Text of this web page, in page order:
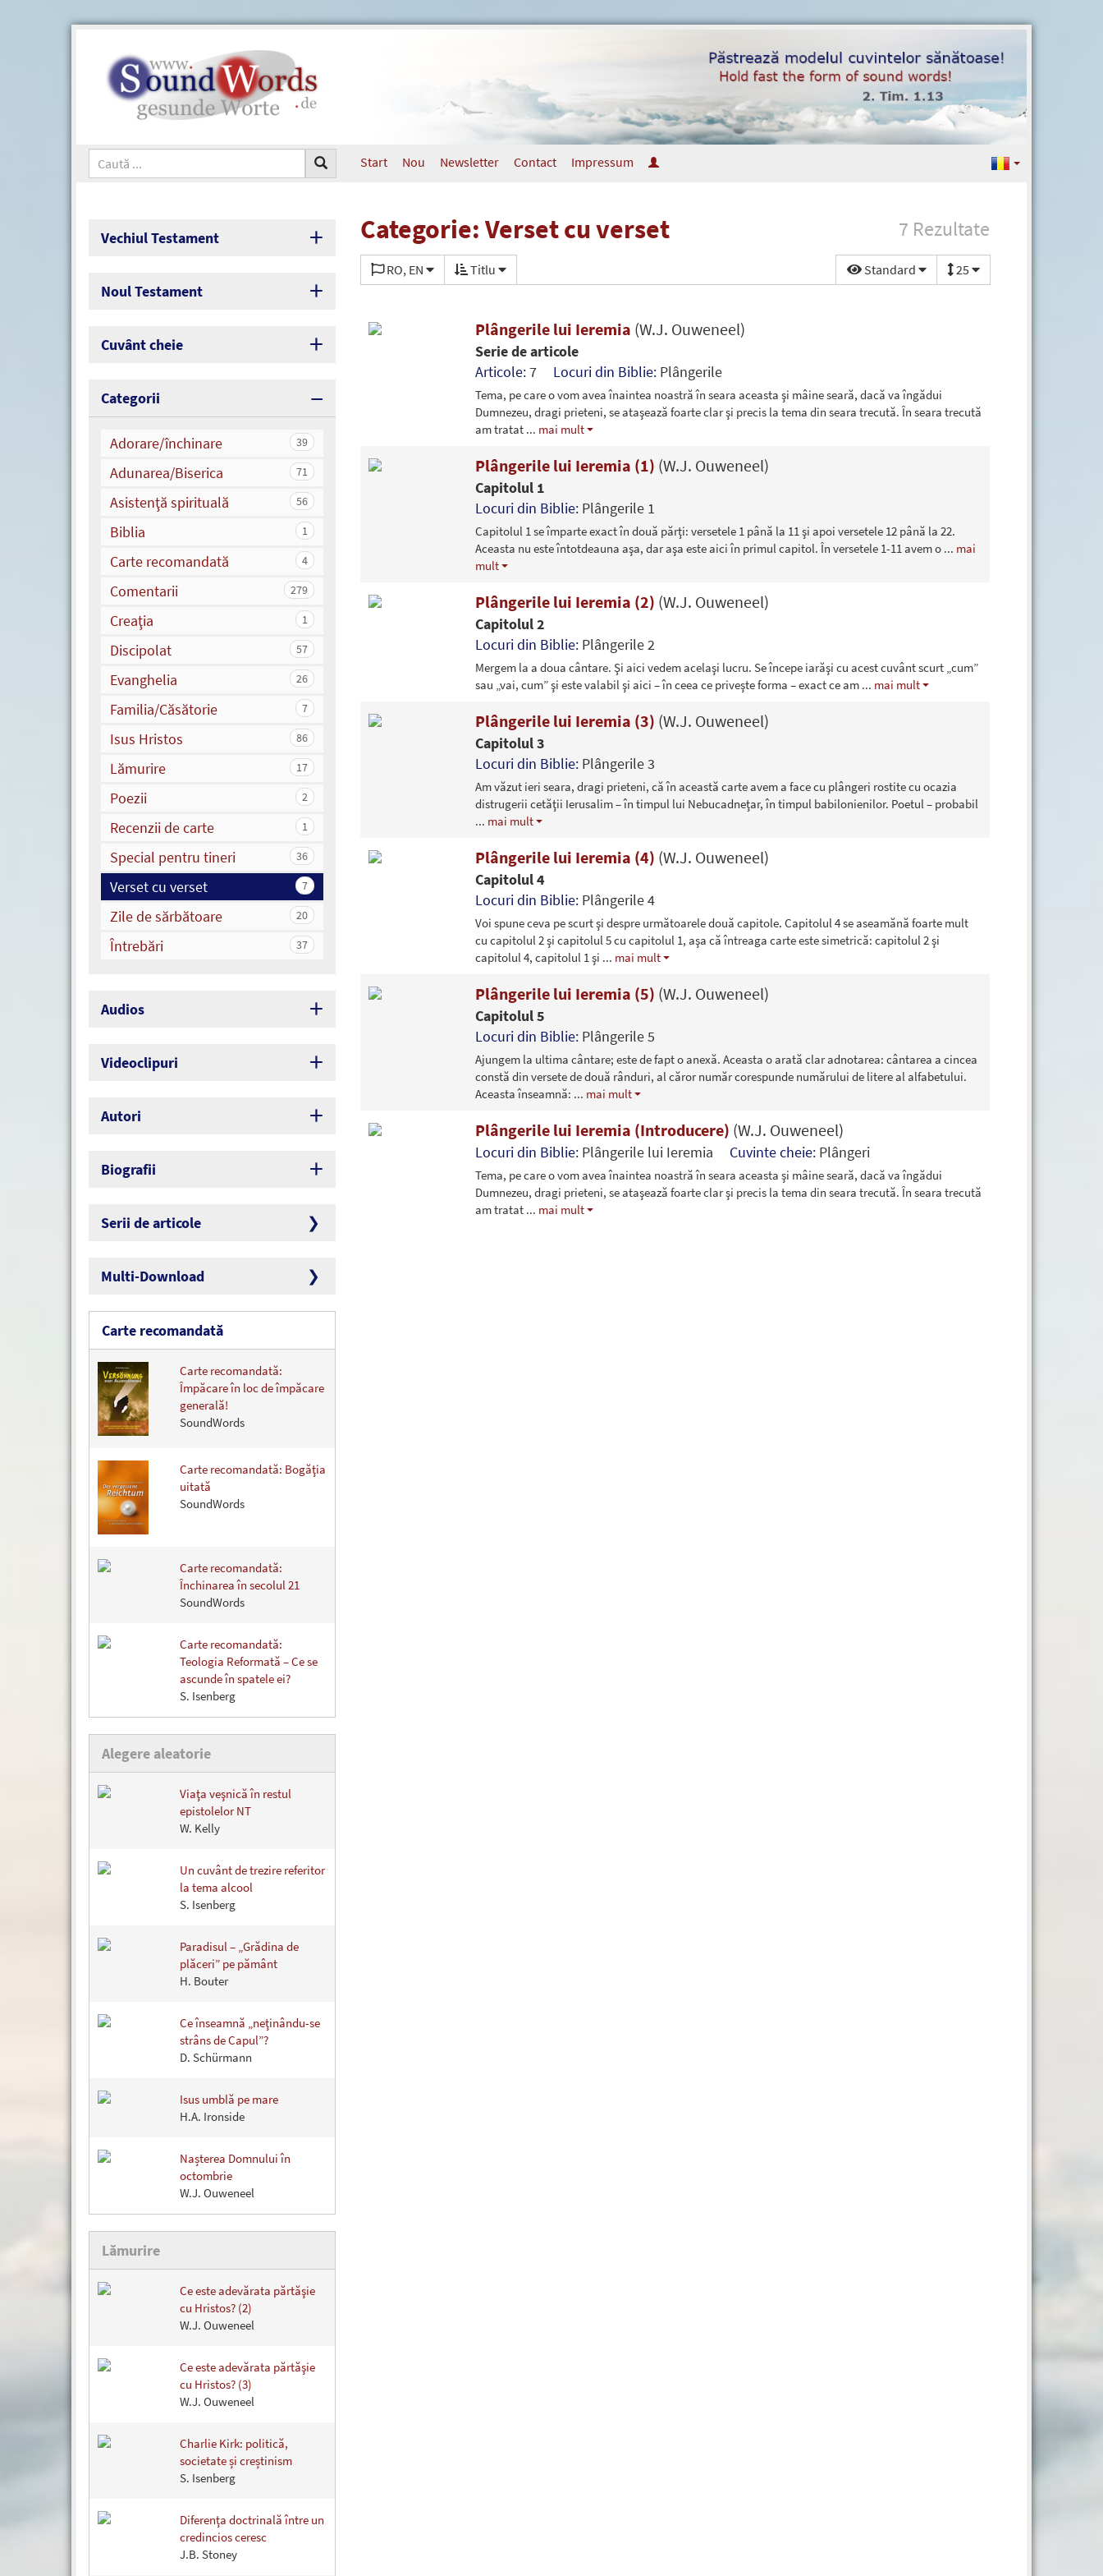
Start Nou Newsletter Contact Impressum
Vechiul Testament
Noul Testament
Cuvânt cheie
Categorii
39
Adorare/închinare
71
Adunarea/Biserica
56
Asistenţă spirituală
1
Biblia
4
Carte recomandată
279
Comentarii
1
Creaţia
57
Discipolat
26
Evanghelia
7
Familia/Căsătorie
86
Isus Hristos
17
Lămurire
2
Poezii
1
Recenzii de carte
36
Special pentru tineri
7
Verset cu verset
20
Zile de sărbătoare
37
Întrebări
Audios
Videoclipuri
Autori
Biografii
Serii de articole
Multi-Download
Carte recomandată
Carte recomandată:
Împăcare în loc de împăcare
generală!
SoundWords
Carte recomandată: Bogăţia
uitată
SoundWords
Carte recomandată:
Închinarea în secolul 21
SoundWords
Carte recomandată:
Teologia Reformată – Ce se
ascunde în spatele ei?
S. Isenberg
Alegere aleatorie
Viaţa veşnică în restul
epistolelor NT
W. Kelly
Un cuvânt de trezire referitor
la tema alcool
S. Isenberg
Paradisul – „Grădina de
plăceri” pe pământ
H. Bouter
Ce înseamnă „neţinându-se
strâns de Capul”?
D. Schürmann
Isus umblă pe mare
H.A. Ironside
Nașterea Domnului în
octombrie
W.J. Ouweneel
Lămurire
Ce este adevărata părtăşie
cu Hristos? (2)
W.J. Ouweneel
Ce este adevărata părtăşie
cu Hristos? (3)
W.J. Ouweneel
Charlie Kirk: politică,
societate și creștinism
S. Isenberg
Diferenţa doctrinală între un
credincios ceresc
J.B. Stoney
7 Rezultate
Categorie: Verset cu verset
RO, EN Titlu Standard 25
Plângerile lui Ieremia (W.J. Ouweneel)
Serie de articole
Articole:7 Locuri din Biblie: Plângerile
Tema, pe care o vom avea înaintea noastră în seara aceasta şi mâine seară, dacă va îngădui
Dumnezeu, dragi prieteni, se ataşează foarte clar şi precis la tema din seara trecută. În seara trecută
am tratat ... mai mult
Plângerile lui Ieremia (1) (W.J. Ouweneel)
Capitolul 1
Locuri din Biblie: Plângerile 1
Capitolul 1 se împarte exact în două părţi: versetele 1 până la 11 şi apoi versetele 12 până la 22.
Aceasta nu este întotdeauna aşa, dar aşa este aici în primul capitol. În versetele 1-11 avem o ... mai
mult
Plângerile lui Ieremia (2) (W.J. Ouweneel)
Capitolul 2
Locuri din Biblie: Plângerile 2
Mergem la a doua cântare. Şi aici vedem acelaşi lucru. Se începe iarăşi cu acest cuvânt scurt „cum”
sau „vai, cum” şi este valabil şi aici – în ceea ce priveşte forma – exact ce am ... mai mult
Plângerile lui Ieremia (3) (W.J. Ouweneel)
Capitolul 3
Locuri din Biblie: Plângerile 3
Am văzut ieri seara, dragi prieteni, că în această carte avem a face cu plângeri rostite cu ocazia
distrugerii cetăţii Ierusalim – în timpul lui Nebucadneţar, în timpul babilonienilor. Poetul – probabil
... mai mult
Plângerile lui Ieremia (4) (W.J. Ouweneel)
Capitolul 4
Locuri din Biblie: Plângerile 4
Voi spune ceva pe scurt şi despre următoarele două capitole. Capitolul 4 se aseamănă foarte mult
cu capitolul 2 şi capitolul 5 cu capitolul 1, aşa că întreaga carte este simetrică: capitolul 2 şi
capitolul 4, capitolul 1 şi ... mai mult
Plângerile lui Ieremia (5) (W.J. Ouweneel)
Capitolul 5
Locuri din Biblie: Plângerile 5
Ajungem la ultima cântare; este de fapt o anexă. Aceasta o arată clar adnotarea: cântarea a cincea
constă din versete de două rânduri, al căror număr corespunde numărului de litere al alfabetului.
Aceasta înseamnă: ... mai mult
Plângerile lui Ieremia (Introducere) (W.J. Ouweneel)
Locuri din Biblie: Plângerile lui Ieremia Cuvinte cheie: Plângeri
Tema, pe care o vom avea înaintea noastră în seara aceasta şi mâine seară, dacă va îngădui
Dumnezeu, dragi prieteni, se ataşează foarte clar şi precis la tema din seara trecută. În seara trecută
am tratat ... mai mult